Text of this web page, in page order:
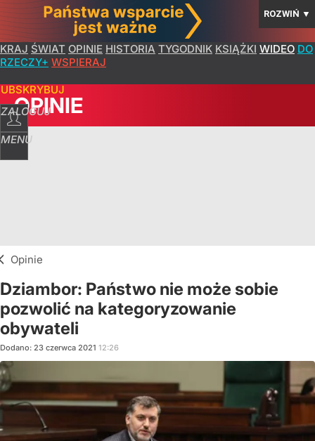
ROZWIŃ ▼
KRAJ ŚWIAT OPINIE HISTORIA TYGODNIK KSIĄŻKI WIDEO DO
RZECZY+ WSPIERAJ
ZALOGUJ
MENU
OPINIE
Opinie
Dziambor: Państwo nie może sobie
pozwolić na kategoryzowanie
obywateli
Dodano: 23 czerwca 2021 12:26